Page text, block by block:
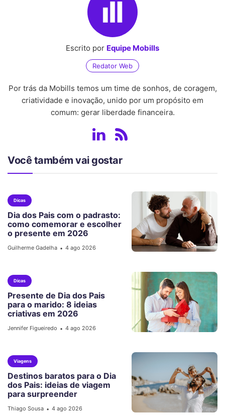
Escrito por Equipe Mobills
Redator Web
Por trás da Mobills temos um time de sonhos, de coragem,
criatividade e inovação, unido por um propósito em
comum: gerar liberdade financeira.
Você também vai gostar
Dicas
Dia dos Pais com o padrasto:
como comemorar e escolher
o presente em 2026
Guilherme Gadelha • 4 ago 2026
Dicas
Presente de Dia dos Pais
para o marido: 8 ideias
criativas em 2026
Jennifer Figueiredo • 4 ago 2026
Viagens
Destinos baratos para o Dia
dos Pais: ideias de viagem
para surpreender
Thiago Sousa • 4 ago 2026